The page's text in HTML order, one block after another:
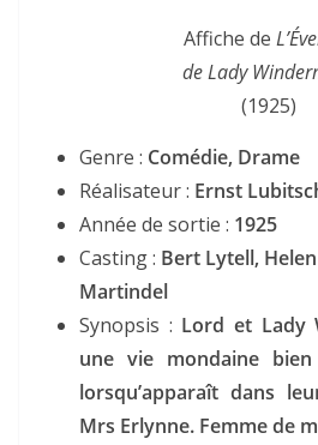
Affiche de
de Lady
(1925)
Genre : Comédie, Drame
Réalisateur : Ernst
Année de sortie : 1925
Casting : Bert Lytell,
Martindel
Synopsis : Lord et Lady
une vie mondaine
lorsqu’apparaît dans
Mrs Erlynne. Femme de